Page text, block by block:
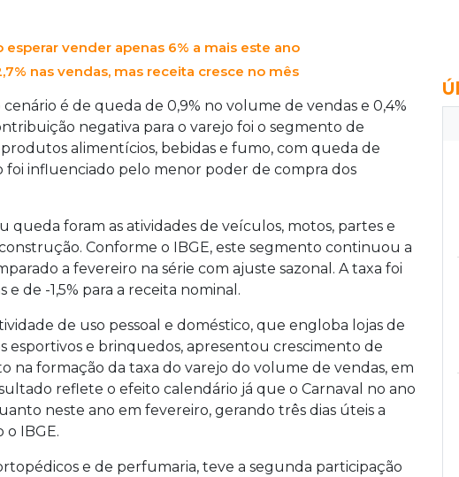
vender apenas 6% a mais este ano
nas vendas, mas receita cresce no mês
é de queda de 0,9% no volume de vendas e 0,4%
negativa para o varejo foi o segmento de
alimentícios, bebidas e fumo, com queda de
foi influenciado pelo menor poder de compra dos
foram as atividades de veículos, motos, partes e
Conforme o IBGE, este segmento continuou a
a fevereiro na série com ajuste sazonal. A taxa foi
e de -1,5% para a receita nominal.
de uso pessoal e doméstico, que engloba lojas de
esportivos e brinquedos, apresentou crescimento de
na formação da taxa do varejo do volume de vendas, em
reflete o efeito calendário já que o Carnaval no ano
neste ano em fevereiro, gerando três dias úteis a
o IBGE.
e de perfumaria, teve a segunda participação